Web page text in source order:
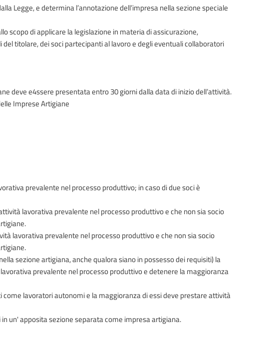
Legge, e determina l’annotazione dell’impresa nella sezione speciale
scopo di applicare la legislazione in materia di assicurazione,
titolare, dei soci partecipanti al lavoro e degli eventuali collaboratori
deve e4ssere presentata entro 30 giorni dalla data di inizio dell’attività.
Imprese Artigiane
prevalente nel processo produttivo; in caso di due soci è
lavorativa prevalente nel processo produttivo e che non sia socio
lavorativa prevalente nel processo produttivo e che non sia socio
sezione artigiana, anche qualora siano in possesso dei requisiti) la
prevalente nel processo produttivo e detenere la maggioranza
lavoratori autonomi e la maggioranza di essi deve prestare attività
un' apposita sezione separata come impresa artigiana.